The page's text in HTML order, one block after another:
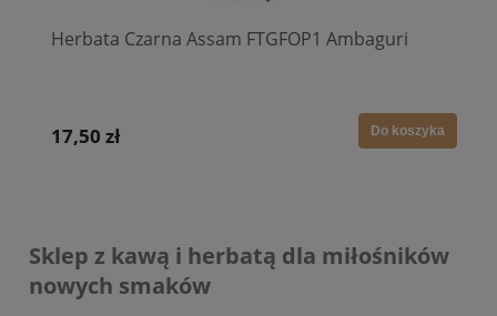
Herbata Czarna Assam FTGFOP1 Ambaguri
17,50 zł Do koszyka
Sklep z kawą i herbatą dla miłośników
nowych smaków